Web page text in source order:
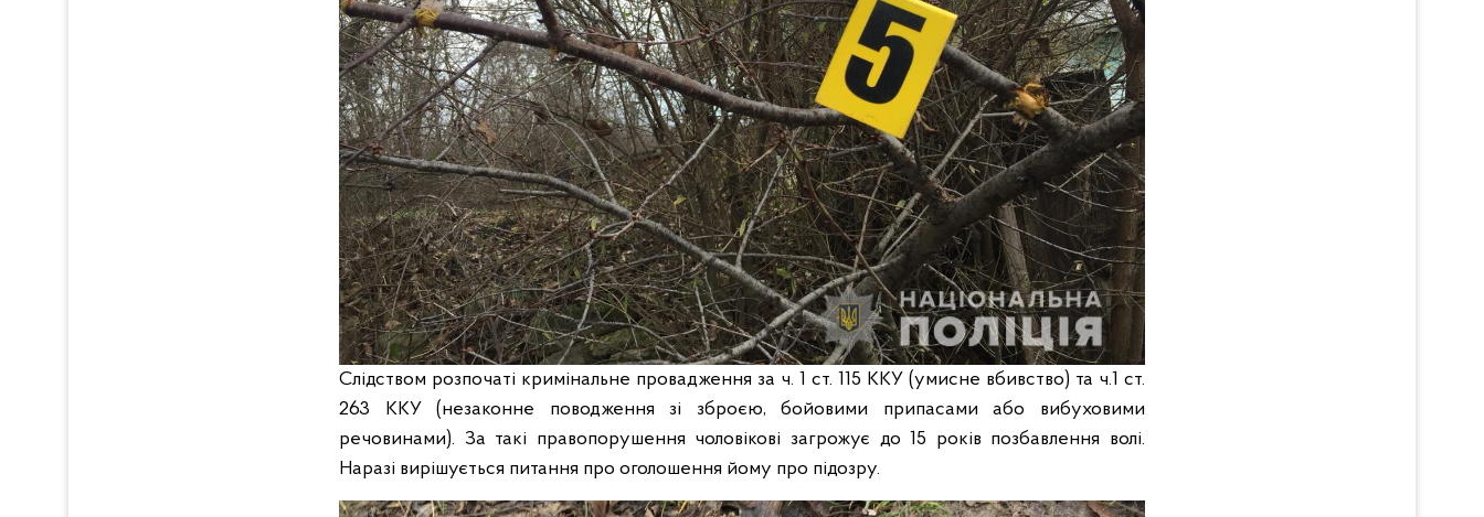
Слідством розпочаті кримінальне провадження за ч. 1 ст. 115 ККУ (умисне вбивство) та ч.1 ст.
263 ККУ (незаконне поводження зі зброєю, бойовими припасами або вибуховими
речовинами). За такі правопорушення чоловікові загрожує до 15 років позбавлення волі.
Наразі вирішується питання про оголошення йому про підозру.